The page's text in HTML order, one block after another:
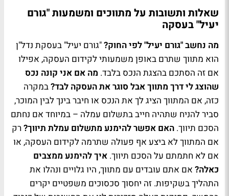
שאלות ותשובות על מתווכים ומשמעות "גורם
יעיל" בעסקה
מה נחשב "גורם יעיל" לפי החוק?"גורם יעיל" בעסקת נדל"ן
הוא מתווך שתרם באופן משמעותי לקידום העסקה, אפילו
אם זה הסתכם בהצגת הנכס בלבד. מה אם אני קונה נכס
שהוצג לי דרך מתווך אבל סוגר את העסקה לבד?במקרה
כזה, אם המתווך הציג לך את הנכס או חיבר בינך לבין המוכר,
סביר להניח שתהיה חייב בתשלום עמלה – במיוחד אם נחתם
הסכם תיווך. האם אפשר להימנע מתשלום עמלת תיווך? רק
אם המתווך לא ביצע אף פעולה שתרמה לקידום העסקה, או
אם לא חתמתם על הסכם תיווך. איך להימנע ממצבים
כאלה? אם אתם עובדים עם מתווך, היו גלויים ונהלו את
התהליך בשקיפות. זה יחסוך סכסוכים משפטיים יקרים